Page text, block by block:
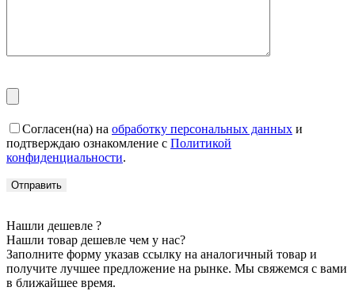
Согласен(на) на обработку персональных данных и
подтверждаю ознакомление с Политикой
конфиденциальности.
Нашли дешевле ?
Нашли товар дешевле чем у нас?
Заполните форму указав ссылку на аналогичный товар и
получите лучшее предложение на рынке. Мы свяжемся с вами
в ближайшее время.